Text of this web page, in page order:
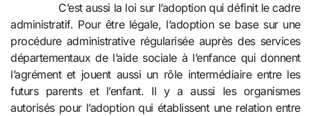
C’est aussi la loi sur l’adoption qui définit le cadre
administratif. Pour être légale, l’adoption se base sur une
procédure administrative régularisée auprès des services
départementaux de l’aide sociale à l’enfance qui donnent
l’agrément et jouent aussi un rôle intermédiaire entre les
futurs parents et l’enfant. Il y a aussi les organismes
autorisés pour l’adoption qui établissent une relation entre